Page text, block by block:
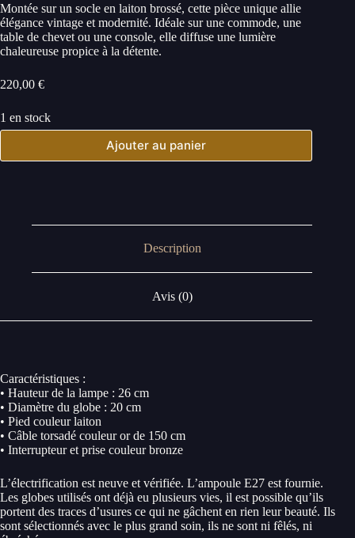
Montée sur un socle en laiton brossé, cette pièce unique allie
élégance vintage et modernité. Idéale sur une commode, une
table de chevet ou une console, elle diffuse une lumière
chaleureuse propice à la détente.
220,00 €
1 en stock
Ajouter au panier
Description
Avis (0)
Caractéristiques :
• Hauteur de la lampe : 26 cm
• Diamètre du globe : 20 cm
• Pied couleur laiton
• Câble torsadé couleur or de 150 cm
• Interrupteur et prise couleur bronze
L’électrification est neuve et vérifiée. L’ampoule E27 est fournie.
Les globes utilisés ont déjà eu plusieurs vies, il est possible qu’ils
portent des traces d’usures ce qui ne gâchent en rien leur beauté. Ils
sont sélectionnés avec le plus grand soin, ils ne sont ni fêlés, ni